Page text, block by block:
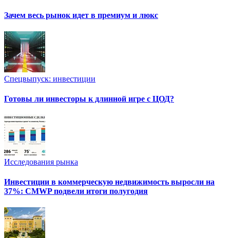
Зачем весь рынок идет в премиум и люкс
Спецвыпуск: инвестиции
Готовы ли инвесторы к длинной игре с ЦОД?
Исследования рынка
Инвестиции в коммерческую недвижимость выросли на
37%: CMWP подвели итоги полугодия